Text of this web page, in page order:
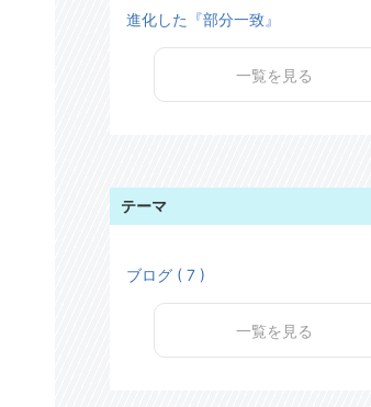
進化した『部分一致』
一覧を見る
テーマ
ブログ ( 7 )
一覧を見る